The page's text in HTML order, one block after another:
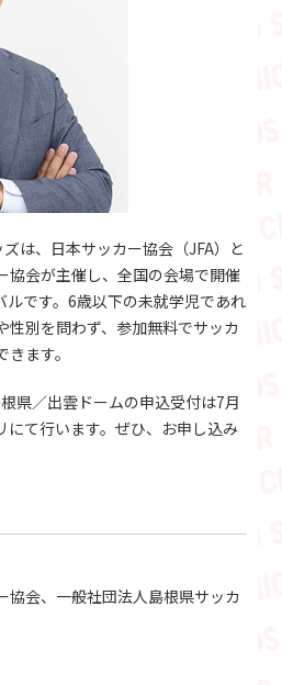
は、日本サッカー協会（JFA）と
協会が主催し、全国の会場で開催
ルです。6歳以下の未就学児であれ
性別を問わず、参加無料でサッカ
ます。
県／出雲ドームの申込受付は7月
にて行います。ぜひ、お申し込み
協会、一般社団法人島根県サッカ